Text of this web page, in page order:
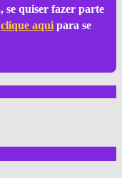
se quiser fazer parte
clique aqui para se